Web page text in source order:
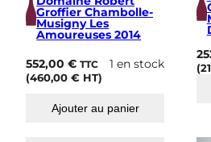
Groffier Chambolle-
Musigny Les
Amoureuses 2014
552,00€ TTC
(460,00€ HT)
1 en stock
Ajouter au panier
(